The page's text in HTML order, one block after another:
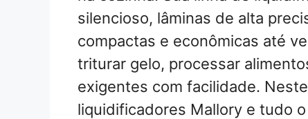
silencioso, lâminas de alta
compactas e econômicas até
triturar gelo, processar
exigentes com facilidade.
liquidificadores Mallory e tudo